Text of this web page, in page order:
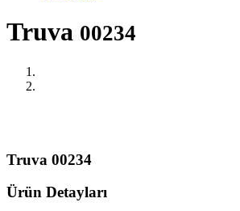
Truva 00234
Truva 00234
Ürün Detayları